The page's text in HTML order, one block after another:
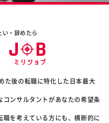
い・辞めたら
た後の転職に特化した日本最大
コンサルタントがあなたの希望条
職を考えている方にも、横断的に